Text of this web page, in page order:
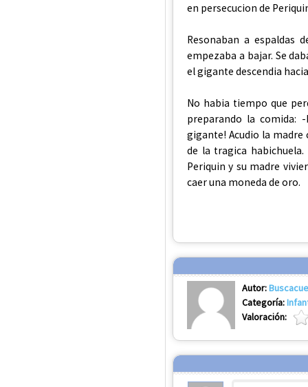
en persecucion de
Resonaban a espaldas
empezaba a bajar. Se
el gigante descendia
No habia tiempo que
preparando la comida:
gigante! Acudio la
de la tragica
Periquin y su madre
caer una moneda de oro.
Autor:
Categoría:
Valoración: